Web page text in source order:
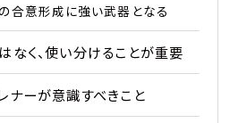
合意形成に強い武器となる
なく、使い分けることが重要
ナーが意識すべきこと